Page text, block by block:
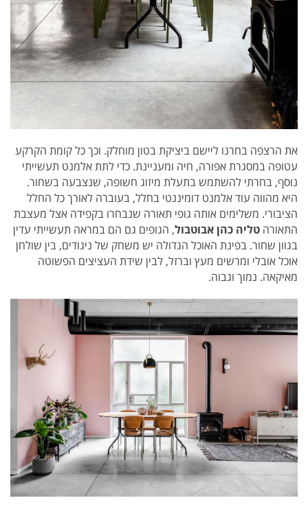
את הרצפה בחרנו ליישם ביציקת בטון מוחלק. וכך כל קומת הקרקע
עטופה במסגרת אפורה, חיה ומעניינת. כדי לתת אלמנט תעשייתי
נוסף, בחרתי להשתמש בתעלת מיזוג חשופה, שנצבעה בשחור.
היא מהווה עוד אלמנט דומיננטי בחלל, בעוברה לאורך כל החלל
הציבורי. משלימים אותה גופי תאורה שנבחרו בקפידה אצל מעצבת
התאורה טליה כהן אבוטבול, הגופים גם הם במראה תעשייתי עדין
בגוון שחור. בפינת האוכל הגדולה יש משחק של ניגודים, בין שולחן
אוכל אובלי ומרשים מעץ וברזל, לבין שידת העציצים הפשוטה
מאיקאה. נמוך וגבוה.